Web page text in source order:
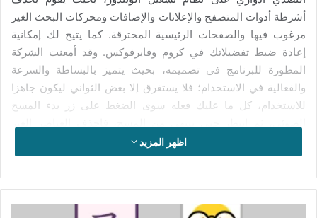
أشرطة أدوات المتصفح والإعلانات والإضافات ومحركات البحث الغير
مرغوب فيها والصفحات الرئيسية المخترقة. كما يتيح لك إمكانية
إعادة ضبط تفضيلاتك في كروم وفايرفوكس. وقد أمعنت الشركة
المطورة للبرنامج في تصميمه، بحيث يتميز بالبساطة والسرعة
والفعالية في الاستخدام؛ فلا يستغرق إلا بعض الثواني ليكون جاهزا
للاستخدام، كل ما عليك فعله سوى الضغط على زر بدء المسح
مرغوب فيها التي يحددها البرنامج.
يعد برنامج إلترا أدواري كيلر أداة قوية لتجاوز اللحظات الحرجة
والصعبة؛ فحينما تقوم على سبيل المثال بتحميل برنامج معين
وتنصيبه على جهاز الكمبيوتر الخاص بك، قد يكون مرتبط بشريط
اظهر المزيد